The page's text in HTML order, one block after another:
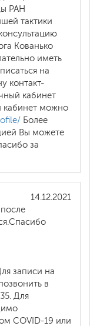
РАН
тактики
Кованько
иметь
на
контакт-
кабинет
кабинет можно
Более
Вы можете
за
14.12.2021
записи на
в
Для
COVID-19 или